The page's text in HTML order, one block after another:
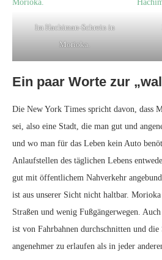
Im Hachiman-Schrein in
Morioka.
Ein paar Worte zur
Die New York Times spricht davon, dass
sei, also eine Stadt, die man gut und
und wo man für das Leben kein Auto
Anlaufstellen des täglichen Lebens
gut mit öffentlichem Nahverkehr
ist aus unserer Sicht nicht haltbar.
Straßen und wenig Fußgängerwegen.
ist von Fahrbahnen durchschnitten und
angenehmer zu erlaufen als in jeder